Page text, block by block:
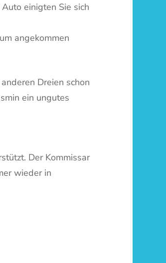
einigten Sie sich
angekommen
Dreien schon
ein ungutes
Der Kommissar
wieder in